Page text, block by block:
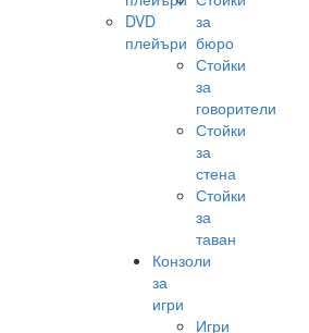
DVD
плейъри
за
бюро
Стойки
за
говорители
Стойки
за
стена
Стойки
за
таван
Конзоли
за
игри
Игри